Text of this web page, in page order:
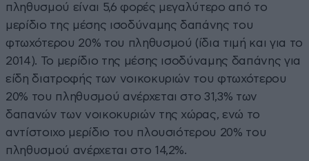
πληθυσµού είναι 5,6 φορές µεγαλύτερο από το
µερίδιο της µέσης ισοδύναµης δαπάνης του
φτωχότερου 20% του πληθυσµού (ίδια τιµή και για το
2014). Το µερίδιο της µέσης ισοδύναµης δαπάνης για
είδη διατροφής των νοικοκυριών του φτωχότερου
20% του πληθυσμού ανέρχεται στο 31,3% των
δαπανών των νοικοκυριών της χώρας, ενώ το
αντίστοιχο µερίδιο του πλουσιότερου 20% του
πληθυσμού ανέρχεται στο 14,2%.